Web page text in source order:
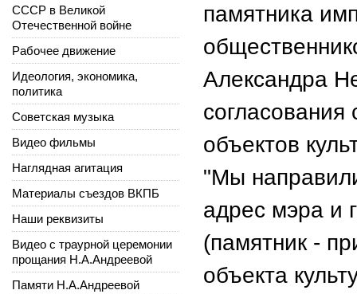
памятника
Александра
объектов
"Мы
адрес мэра и
(памятник -
объекта
СССР в Великой
Отечественной войне
Рабочее движение
Идеология, экономика,
политика
Советская музыка
Видео фильмы
Наглядная агитация
Материалы съездов ВКПБ
Наши реквизиты
Видео с траурной церемонии
прощания Н.А.Андреевой
Памяти Н.А.Андреевой